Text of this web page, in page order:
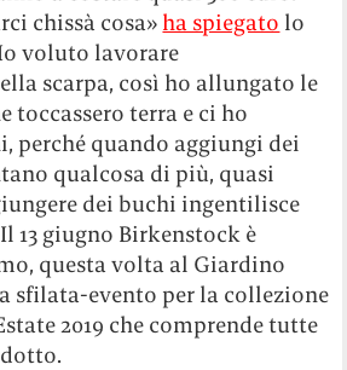
chissà cosa» ha spiegato lo
voluto lavorare
scarpa, così ho allungato le
toccassero terra e ci ho
perché quando aggiungi dei
qualcosa di più, quasi
dei buchi ingentilisce
13 giugno Birkenstock è
questa volta al Giardino
sfilata-evento per la collezione
2019 che comprende tutte